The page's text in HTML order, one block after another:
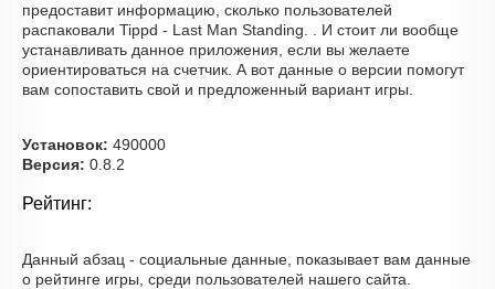
предоставит информацию, сколько пользователей
распаковали Tippd - Last Man Standing. . И стоит ли вообще
устанавливать данное приложения, если вы желаете
ориентироваться на счетчик. А вот данные о версии помогут
вам сопоставить свой и предложенный вариант игры.
Установок: 490000
Версия: 0.8.2
Рейтинг:
Данный абзац - социальные данные, показывает вам данные
о рейтинге игры, среди пользователей нашего сайта.